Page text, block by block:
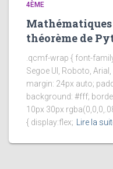
4ÈME
Mathématiques
théorème de
.qcmf-wrap { font-
Segoe UI, Roboto,
margin: 24px auto;
background: #fff;
10px 30px
{ display:flex; Lire la